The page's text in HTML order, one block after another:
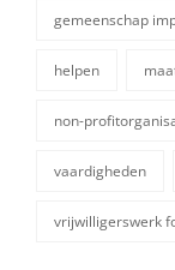
gemeenschap
helpen
non-
vaardigheden
vrijwilligerswerk